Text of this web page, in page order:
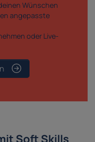
Wünschen
angepasste
oder Live-
Soft Skills